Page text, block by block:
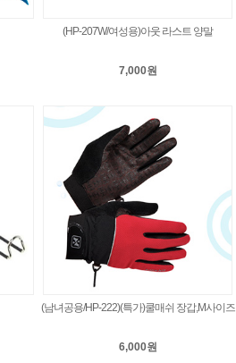
(HP-207W/여성용)아웃 라스트 양말
7,000원
(남녀공용/HP-222)(특가)쿨매쉬 장갑,M사이즈
6,000원